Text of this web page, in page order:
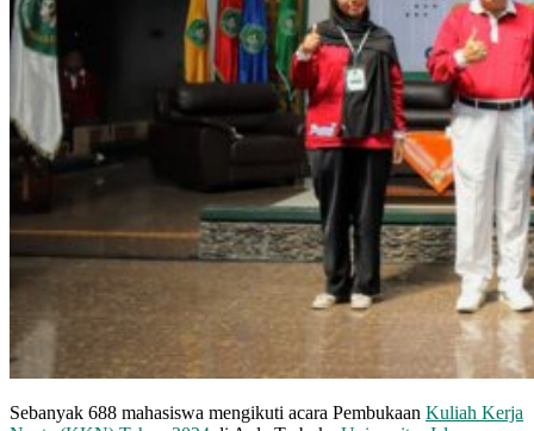
Sebanyak 688 mahasiswa mengikuti acara Pembukaan Kuliah Kerja